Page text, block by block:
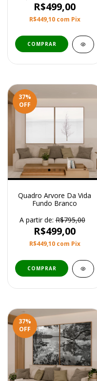
R$499,00
R$449,10 com Pix
COMPRAR
37%
OFF
Quadro Arvore Da Vida
Fundo Branco
A partir de:R$795,00
R$499,00
R$449,10 com Pix
COMPRAR
37%
OFF